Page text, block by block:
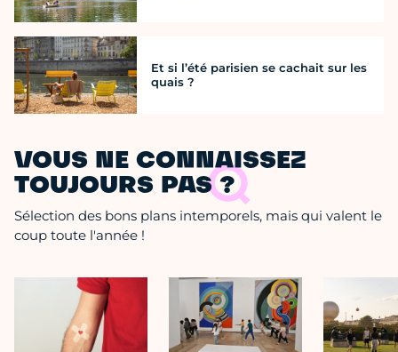
Et si l’été parisien se cachait sur les
quais ?
VOUS NE CONNAISSEZ
TOUJOURS PAS ?
Sélection des bons plans intemporels, mais qui valent le
coup toute l'année !